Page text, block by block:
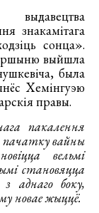
знакамітага
сонца».
выйшла
была
Хемінгуэю
правы.
пакалення
пачатку вайны
вельмі
становяцца
аднаго боку,
новае жыццё.